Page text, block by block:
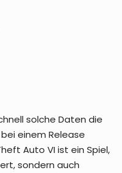
solche Daten die
einem Release
Auto VI ist ein Spiel,
sondern auch